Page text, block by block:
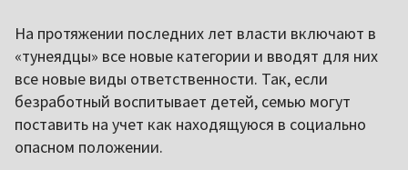
На протяжении последних лет власти включают в
«тунеядцы» все новые категории и вводят для них
все новые виды ответственности. Так, если
безработный воспитывает детей, семью могут
поставить на учет как находящуюся в социально
опасном положении.